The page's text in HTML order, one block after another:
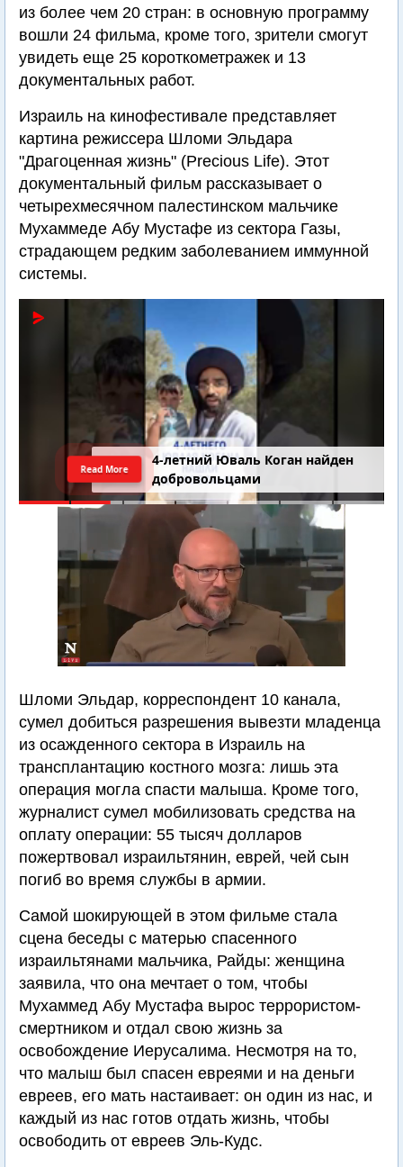
из более чем 20 стран: в основную программу
вошли 24 фильма, кроме того, зрители смогут
увидеть еще 25 короткометражек и 13
документальных работ.
Израиль на кинофестивале представляет
картина режиссера Шломи Эльдара
"Драгоценная жизнь" (Precious Life). Этот
документальный фильм рассказывает о
четырехмесячном палестинском мальчике
Мухаммеде Абу Мустафе из сектора Газы,
страдающем редким заболеванием иммунной
системы.
4-летний Юваль Коган найден
добровольцами
Read More
Шломи Эльдар, корреспондент 10 канала,
сумел добиться разрешения вывезти младенца
из осажденного сектора в Израиль на
трансплантацию костного мозга: лишь эта
операция могла спасти малыша. Кроме того,
журналист сумел мобилизовать средства на
оплату операции: 55 тысяч долларов
пожертвовал израильтянин, еврей, чей сын
погиб во время службы в армии.
Самой шокирующей в этом фильме стала
сцена беседы с матерью спасенного
израильтянами мальчика, Райды: женщина
заявила, что она мечтает о том, чтобы
Мухаммед Абу Мустафа вырос террористом-
смертником и отдал свою жизнь за
освобождение Иерусалима. Несмотря на то,
что малыш был спасен евреями и на деньги
евреев, его мать настаивает: он один из нас, и
каждый из нас готов отдать жизнь, чтобы
освободить от евреев Эль-Кудс.